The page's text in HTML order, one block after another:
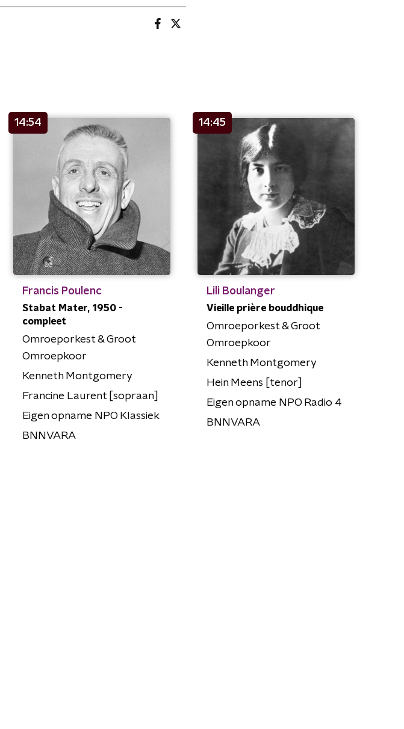
14:54
Francis Poulenc
Stabat Mater, 1950 -
compleet
Omroeporkest & Groot
Omroepkoor
Kenneth Montgomery
Francine Laurent [sopraan]
Eigen opname NPO Klassiek
BNNVARA
14:45
Lili Boulanger
Vieille prière bouddhique
Omroeporkest & Groot
Omroepkoor
Kenneth Montgomery
Hein Meens [tenor]
Eigen opname NPO Radio 4
BNNVARA